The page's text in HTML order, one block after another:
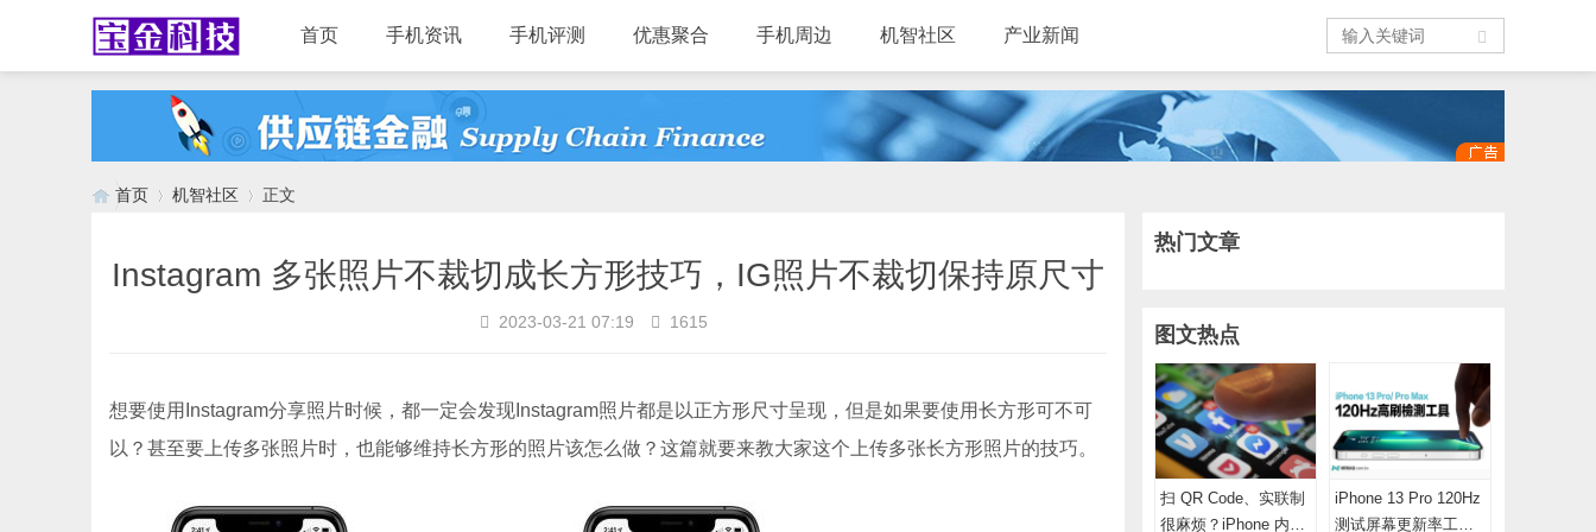
首页 手机资讯 手机评测 优惠聚合 手机周边 机智社区 产业新闻
首页 机智社区 正文
Instagram 多张照片不裁切成长方形技巧，IG照片不裁切保持原尺寸
2023-03-21 07:19 1615
想要使用Instagram分享照片时候，都一定会发现Instagram照片都是以正方形尺寸呈现，但是如果要使用长方形可不可
以？甚至要上传多张照片时，也能够维持长方形的照片该怎么做？这篇就要来教大家这个上传多张长方形照片的技巧。
热门文章
图文热点
扫 QR Code、实联制
很麻烦？iPhone 内
iPhone 13 Pro 120Hz
测试屏幕更新率工